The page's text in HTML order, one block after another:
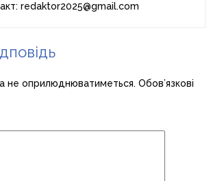
redaktor2025@gmail.com
не оприлюднюватиметься. Обов’язкові